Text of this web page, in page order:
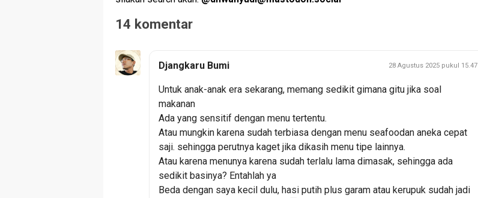
14 komentar
Djangkaru Bumi 28 Agustus 2025 pukul 15.47
Untuk anak-anak era sekarang, memang sedikit gimana gitu jika soal
makanan
Ada yang sensitif dengan menu tertentu.
Atau mungkin karena sudah terbiasa dengan menu seafoodan aneka cepat
saji. sehingga perutnya kaget jika dikasih menu tipe lainnya.
Atau karena menunya karena sudah terlalu lama dimasak, sehingga ada
sedikit basinya? Entahlah ya
Beda dengan saya kecil dulu, hasi putih plus garam atau kerupuk sudah jadi